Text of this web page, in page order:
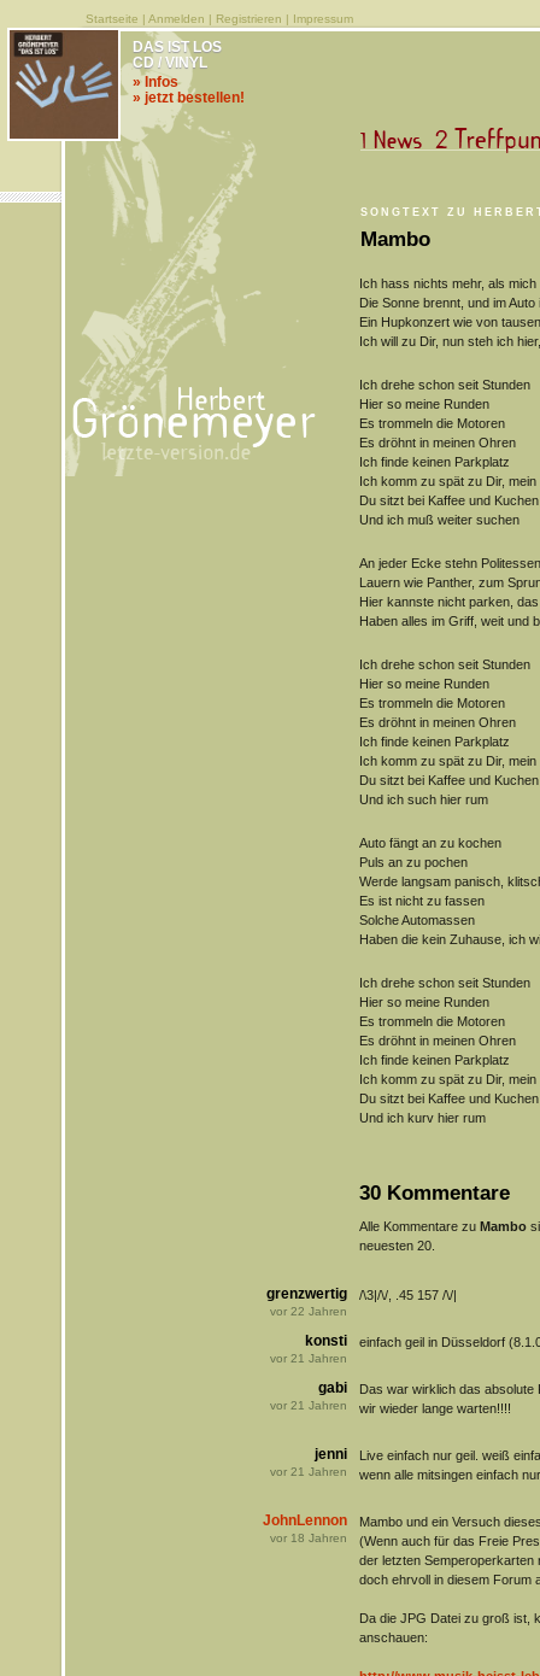
Startseite | Anmelden | Registrieren | Impressum
SONGTEXT ZU
Mambo
DAS IST LOS
CD / VINYL
» Infos
» jetzt bestellen!
Ich hass nichts mehr, als
Die Sonne brennt, und im Auto
Ein Hupkonzert wie von
Ich will zu Dir, nun steh ich
Ich drehe schon seit Stunden
Hier so meine Runden
Es trommeln die Motoren
Es dröhnt in meinen Ohren
Ich finde keinen Parkplatz
Ich komm zu spät zu Dir, mein
Du sitzt bei Kaffee und Kuchen
Und ich muß weiter suchen
An jeder Ecke stehn Politessen
Lauern wie Panther, zum
Hier kannste nicht parken,
Haben alles im Griff, weit und
Ich drehe schon seit Stunden
Hier so meine Runden
Es trommeln die Motoren
Es dröhnt in meinen Ohren
Ich finde keinen Parkplatz
Ich komm zu spät zu Dir, mein
Du sitzt bei Kaffee und Kuchen
Und ich such hier rum
Auto fängt an zu kochen
Puls an zu pochen
Werde langsam panisch,
Es ist nicht zu fassen
Solche Automassen
Haben die kein Zuhause, ich
Ich drehe schon seit Stunden
Hier so meine Runden
Es trommeln die Motoren
Es dröhnt in meinen Ohren
Ich finde keinen Parkplatz
Ich komm zu spät zu Dir, mein
Du sitzt bei Kaffee und Kuchen
Und ich kurv hier rum
30 Kommentare
Alle Kommentare zu Mambo
neuesten 20.
grenzwertig
vor 22 Jahren
/\3|/\/, .45 157 /\/|
konsti
vor 21 Jahren
einfach geil in Düsseldorf
gabi
vor 21 Jahren
Das war wirklich das
wir wieder lange warten!!!!
jenni
vor 21 Jahren
Live einfach nur geil. weiß
wenn alle mitsingen einfach
JohnLennon
vor 18 Jahren
Mambo und ein Versuch
(Wenn auch für das Freie
der letzten Semperoperkarten
doch ehrvoll in diesem Forum
Da die JPG Datei zu groß ist,
anschauen: